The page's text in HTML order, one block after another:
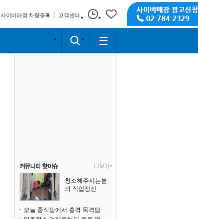
사이버매장 차량등록 고객센터
청소해주시는분
의 직업정신
오늘 중식당에서 충격 목격담